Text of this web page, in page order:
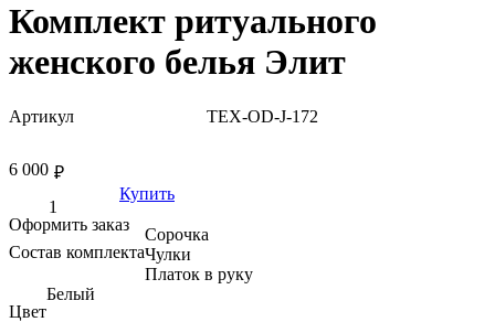
Комплект ритуального
женского белья Элит
Артикул TEX-OD-J-172
₽
6 000
Купить
Оформить заказ
Состав комплекта
Сорочка
Чулки
Платок в руку
Цвет
Белый